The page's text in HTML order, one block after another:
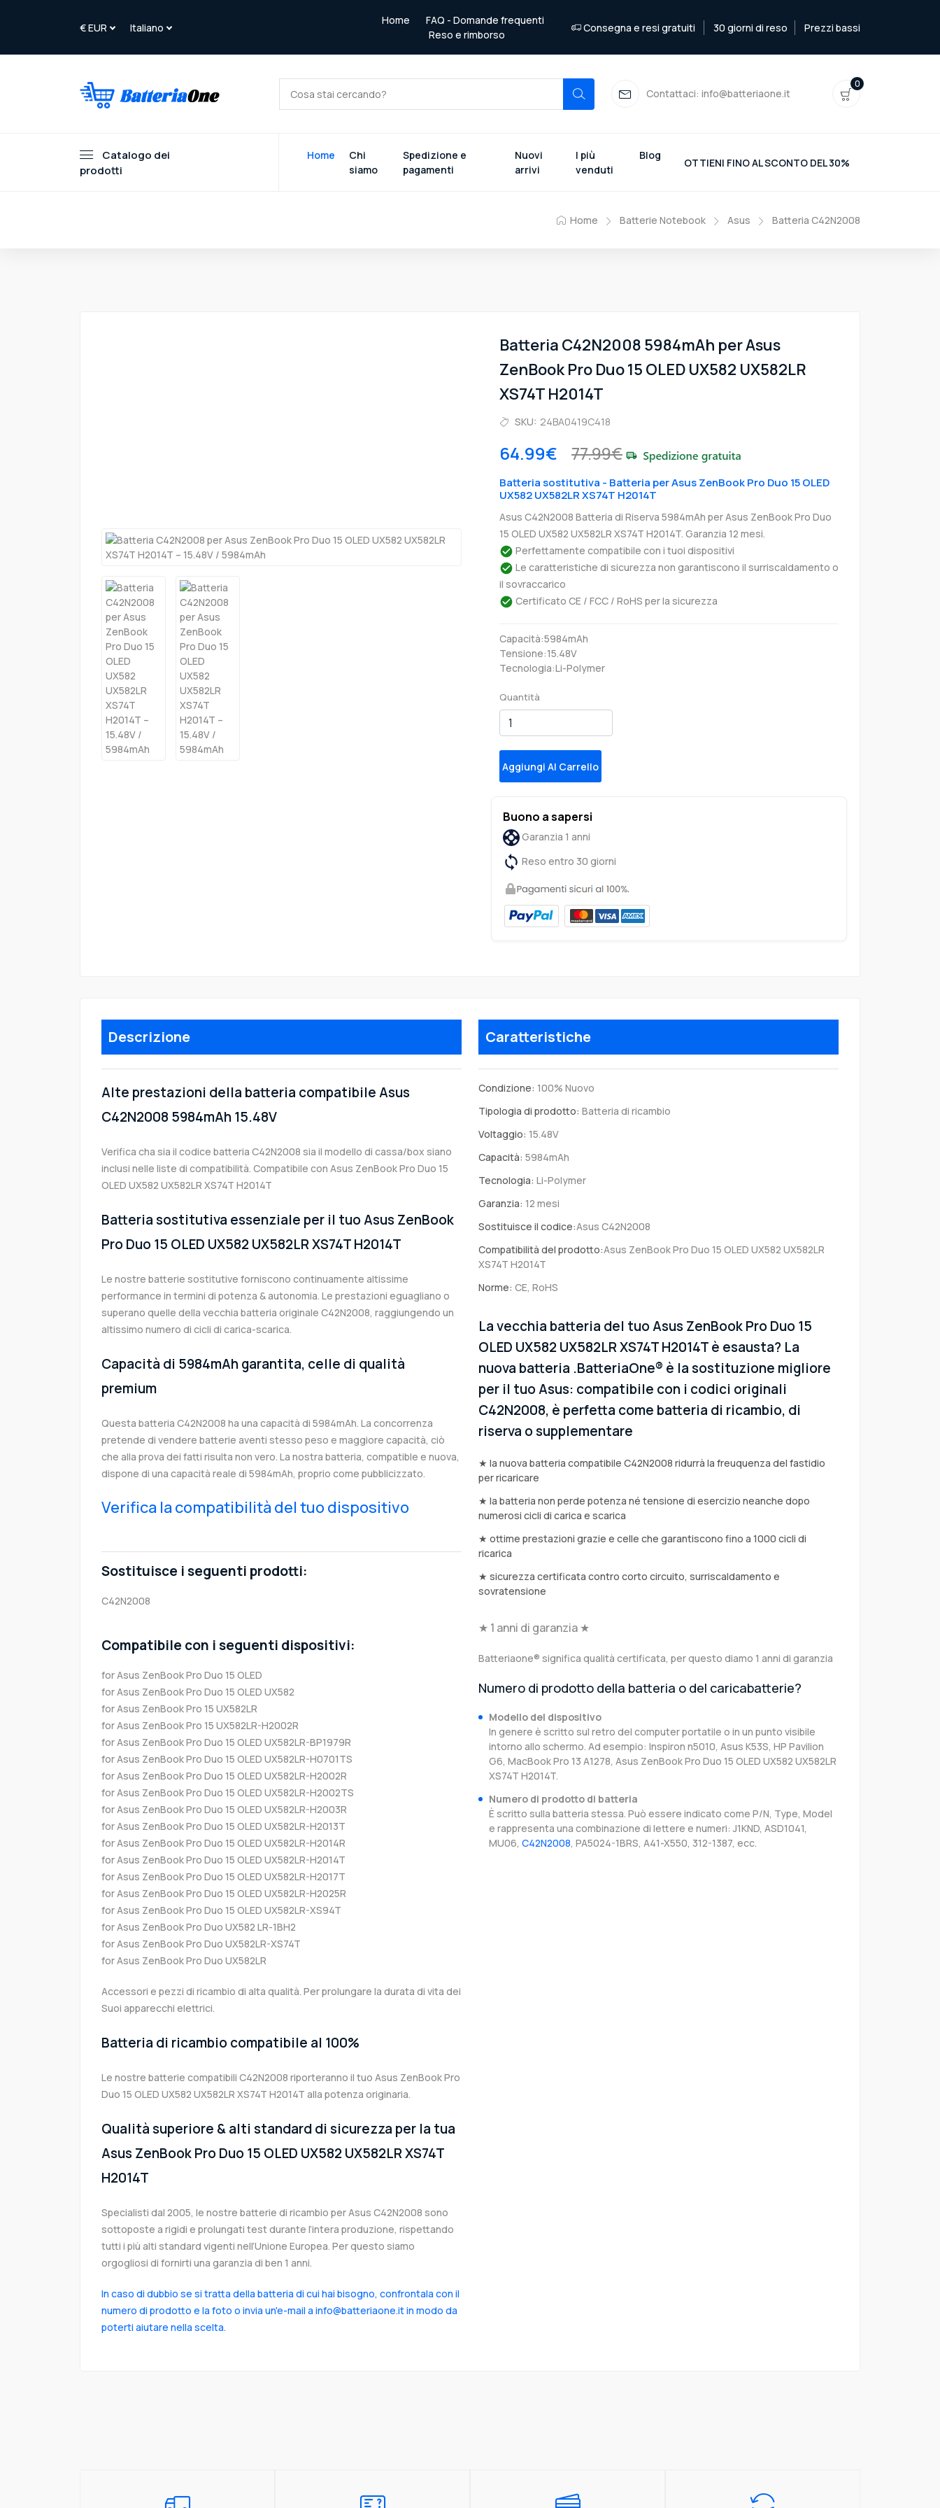
Home
FAQ - Domande frequenti
Reso e rimborso
Consegna e resi gratuiti 30 giorni di reso Prezzi bassi
Contattaci: info@batteriaone.it
0
Catalogo dei
prodotti
Home
Chi
siamo
Spedizione e
pagamenti
Nuovi
arrivi
I più
venduti
Blog
OTTIENI FINO AL SCONTO DEL 30%
Home Batterie Notebook Asus Batteria C42N2008
Batteria C42N2008 5984mAh per Asus
ZenBook Pro Duo 15 OLED UX582 UX582LR
XS74T H2014T
SKU: 24BA0419C418
64.99€ 77.99€
Batteria sostitutiva - Batteria per Asus ZenBook Pro Duo 15 OLED
UX582 UX582LR XS74T H2014T
Asus C42N2008 Batteria di Riserva 5984mAh per Asus ZenBook Pro Duo
15 OLED UX582 UX582LR XS74T H2014T. Garanzia 12 mesi.
Perfettamente compatibile con i tuoi dispositivi
Le caratteristiche di sicurezza non garantiscono il surriscaldamento o
il sovraccarico
Certificato CE / FCC / RoHS per la sicurezza
Capacità:5984mAh
Tensione:15.48V
Tecnologia:Li-Polymer
Quantità
Aggiungi Al Carrello
Buono a sapersi
Garanzia 1 anni
Reso entro 30 giorni
Descrizione
Alte prestazioni della batteria compatibile Asus
C42N2008 5984mAh 15.48V
Verifica cha sia il codice batteria C42N2008 sia il modello di cassa/box siano
inclusi nelle liste di compatibilità. Compatibile con Asus ZenBook Pro Duo 15
OLED UX582 UX582LR XS74T H2014T
Batteria sostitutiva essenziale per il tuo Asus ZenBook
Pro Duo 15 OLED UX582 UX582LR XS74T H2014T
Le nostre batterie sostitutive forniscono continuamente altissime
performance in termini di potenza & autonomia. Le prestazioni eguagliano o
superano quelle della vecchia batteria originale C42N2008, raggiungendo un
altissimo numero di cicli di carica-scarica.
Capacità di 5984mAh garantita, celle di qualità
premium
Questa batteria C42N2008 ha una capacità di 5984mAh. La concorrenza
pretende di vendere batterie aventi stesso peso e maggiore capacità, ciò
che alla prova dei fatti risulta non vero. La nostra batteria, compatible e nuova,
dispone di una capacità reale di 5984mAh, proprio come pubblicizzato.
Verifica la compatibilità del tuo dispositivo
Sostituisce i seguenti prodotti:
C42N2008
Compatibile con i seguenti dispositivi:
for Asus ZenBook Pro Duo 15 OLED
for Asus ZenBook Pro Duo 15 OLED UX582
for Asus ZenBook Pro 15 UX582LR
for Asus ZenBook Pro 15 UX582LR-H2002R
for Asus ZenBook Pro Duo 15 OLED UX582LR-BP1979R
for Asus ZenBook Pro Duo 15 OLED UX582LR-H0701TS
for Asus ZenBook Pro Duo 15 OLED UX582LR-H2002R
for Asus ZenBook Pro Duo 15 OLED UX582LR-H2002TS
for Asus ZenBook Pro Duo 15 OLED UX582LR-H2003R
for Asus ZenBook Pro Duo 15 OLED UX582LR-H2013T
for Asus ZenBook Pro Duo 15 OLED UX582LR-H2014R
for Asus ZenBook Pro Duo 15 OLED UX582LR-H2014T
for Asus ZenBook Pro Duo 15 OLED UX582LR-H2017T
for Asus ZenBook Pro Duo 15 OLED UX582LR-H2025R
for Asus ZenBook Pro Duo 15 OLED UX582LR-XS94T
for Asus ZenBook Pro Duo UX582 LR-1BH2
for Asus ZenBook Pro Duo UX582LR-XS74T
for Asus ZenBook Pro Duo UX582LR
Accessori e pezzi di ricambio di alta qualità. Per prolungare la durata di vita dei
Suoi apparecchi elettrici.
Batteria di ricambio compatibile al 100%
Le nostre batterie compatibili C42N2008 riporteranno il tuo Asus ZenBook Pro
Duo 15 OLED UX582 UX582LR XS74T H2014T alla potenza originaria.
Qualità superiore & alti standard di sicurezza per la tua
Asus ZenBook Pro Duo 15 OLED UX582 UX582LR XS74T
H2014T
Specialisti dal 2005, le nostre batterie di ricambio per Asus C42N2008 sono
sottoposte a rigidi e prolungati test durante l’intera produzione, rispettando
tutti i più alti standard vigenti nell’Unione Europea. Per questo siamo
orgogliosi di fornirti una garanzia di ben 1 anni.
In caso di dubbio se si tratta della batteria di cui hai bisogno, confrontala con il
numero di prodotto e la foto o invia un'e-mail a info@batteriaone.it in modo da
poterti aiutare nella scelta.
Caratteristiche
Condizione: 100% Nuovo
Tipologia di prodotto: Batteria di ricambio
Voltaggio: 15.48V
Capacità: 5984mAh
Tecnologia: Li-Polymer
Garanzia: 12 mesi
Sostituisce il codice:Asus C42N2008
Compatibilità del prodotto:Asus ZenBook Pro Duo 15 OLED UX582 UX582LR
XS74T H2014T
Norme: CE, RoHS
La vecchia batteria del tuo Asus ZenBook Pro Duo 15
OLED UX582 UX582LR XS74T H2014T è esausta? La
nuova batteria .BatteriaOne® è la sostituzione migliore
per il tuo Asus: compatibile con i codici originali
C42N2008, è perfetta come batteria di ricambio, di
riserva o supplementare
★ la nuova batteria compatibile C42N2008 ridurrà la freuquenza del fastidio
per ricaricare
★ la batteria non perde potenza né tensione di esercizio neanche dopo
numerosi cicli di carica e scarica
★ ottime prestazioni grazie e celle che garantiscono fino a 1000 cicli di
ricarica
★ sicurezza certificata contro corto circuito, surriscaldamento e
sovratensione
★ 1 anni di garanzia ★
Batteriaone® significa qualità certificata, per questo diamo 1 anni di garanzia
Numero di prodotto della batteria o del caricabatterie?
Modello del dispositivo
In genere è scritto sul retro del computer portatile o in un punto visibile
intorno allo schermo. Ad esempio: Inspiron n5010, Asus K53S, HP Pavilion
G6, MacBook Pro 13 A1278, Asus ZenBook Pro Duo 15 OLED UX582 UX582LR
XS74T H2014T.
Numero di prodotto di batteria
È scritto sulla batteria stessa. Può essere indicato come P/N, Type, Model
e rappresenta una combinazione di lettere e numeri: J1KND, ASD1041,
MU06, C42N2008, PA5024-1BRS, A41-X550, 312-1387, ecc.